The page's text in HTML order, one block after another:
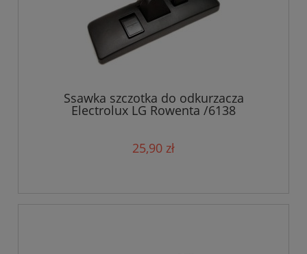
Ssawka szczotka do odkurzacza
Electrolux LG Rowenta /6138
25,90 zł